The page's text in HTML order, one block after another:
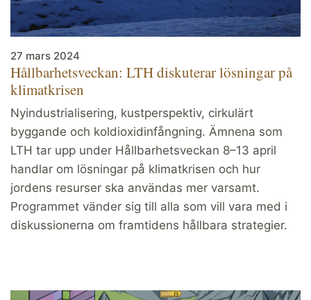
27 mars 2024
Hållbarhetsveckan: LTH diskuterar lösningar på
klimatkrisen
Nyindustrialisering, kustperspektiv, cirkulärt
byggande och koldioxidinfångning. Ämnena som
LTH tar upp under Hållbarhetsveckan 8–13 april
handlar om lösningar på klimatkrisen och hur
jordens resurser ska användas mer varsamt.
Programmet vänder sig till alla som vill vara med i
diskussionerna om framtidens hållbara strategier.